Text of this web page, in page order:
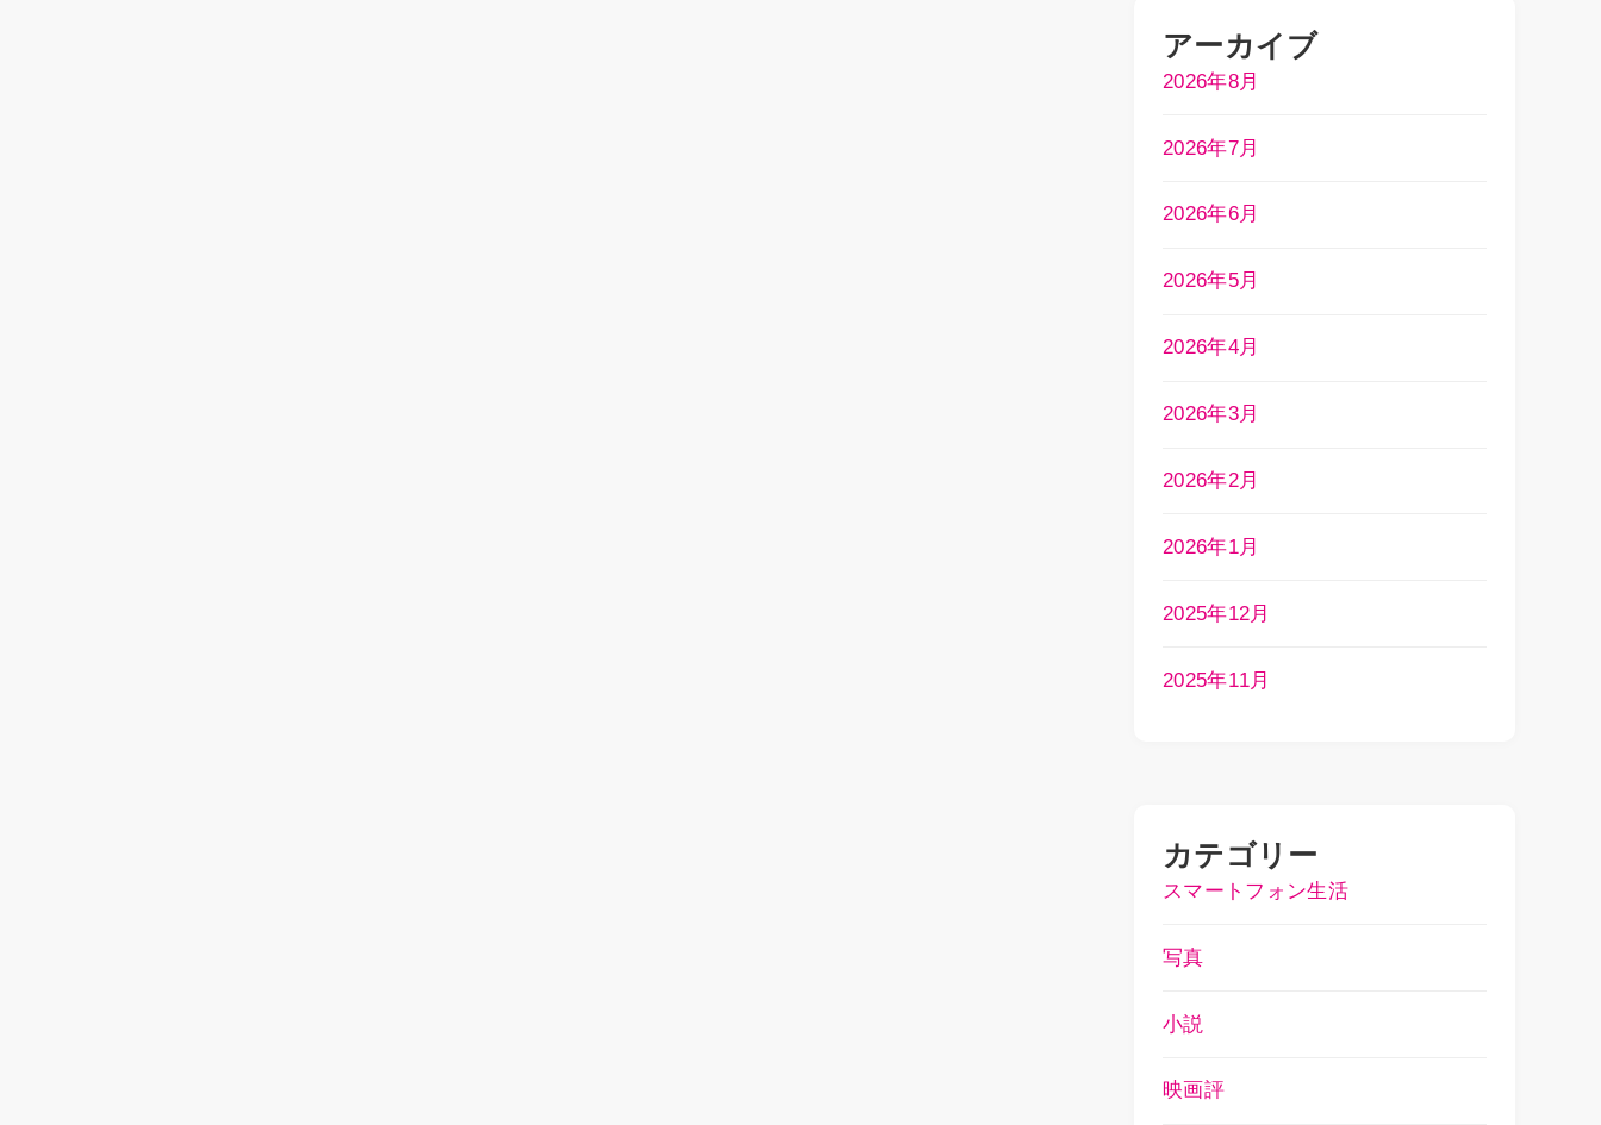
アーカイブ
2026年8月
2026年7月
2026年6月
2026年5月
2026年4月
2026年3月
2026年2月
2026年1月
2025年12月
2025年11月
カテゴリー
スマートフォン生活
写真
小説
映画評